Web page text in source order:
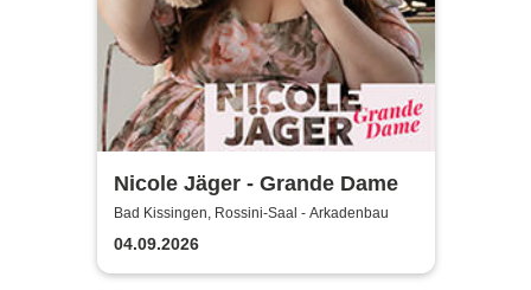
Nicole Jäger - Grande Dame
Bad Kissingen, Rossini-Saal - Arkadenbau
04.09.2026